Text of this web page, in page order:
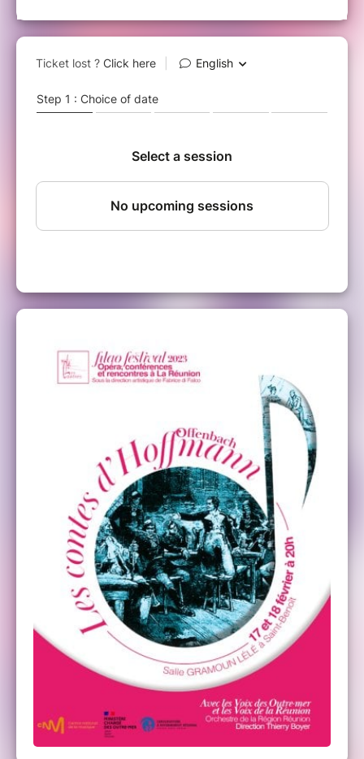
vibrez au fil de la musique d'Offenbach.
Spectacle créé à Nancy en mars 2022 en
collaboration avec une association passionnée
FILAO en décembre 2022 puis à La Réunion en
Une organisation en partenariat avec le
Centre national de la musique, le ministère
des Outre-mer.
Hoffmann – Raphaël Jardin
Olympia – Rachel Ducket (Jamaique)
Giulietta – Clara Bellon (Réunion)
Antonia – Aida Telhine (La Réunion)
Lindorf – Mathieu Gourlet
Crespel – Joé Bertili (Guadeloupe)
Frantz – Alexandre Fody (Réunion)
La Voix de la Mère – Axelle Saint-Cirel
(Guadeloupe)
Pianiste – Edward Liddall
Conteur – Rachel Pothin
Narrateur – Fabrice di Falco
Mise en espace – Julien Leleu
Direction – Thierry Boyer